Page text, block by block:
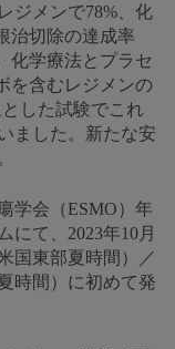
ジメンで78%、化
治切除の達成率
化学療法とプラセ
を含むレジメンの
した試験でこれ
ました。新たな安
学会（ESMO）年
にて、2023年10月
国東部夏時間）／
時間）に初めて発